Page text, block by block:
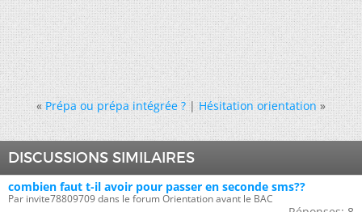
« Prépa ou prépa intégrée ?|Hésitation orientation »
DISCUSSIONS SIMILAIRES
combien faut t-il avoir pour passer en seconde sms??
Par invite78809709 dans le forum Orientation avant le BAC